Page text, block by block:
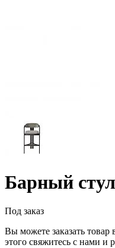
Барный
Под заказ
Вы можете заказать товар
этого свяжитесь с нами и